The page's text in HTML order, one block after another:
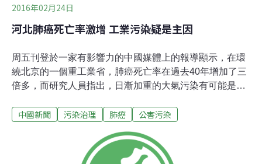
2016年02月24日
河北肺癌死亡率激增 工業污染疑是主因
周五刊登於一家有影響力的中國媒體上的報導顯示，在環
繞北京的一個重工業省，肺癌死亡率在過去40年增加了三
倍多，而研究人員指出，日漸加重的大氣污染有可能是罪
年間，河北的肺癌死亡率激增306%，遠遠超過全國平均
的報告表示，河北的肺癌新增病例「急劇增加」，但它並
沒有探究可能由什麼原因導致。那也許是因為這觸及了一
中國新聞 污染治理 肺癌 公害污染